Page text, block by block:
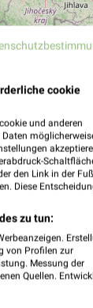
cookie
und anderen
Daten
den Link in der
Diese
zu tun:
von Profilen zur
Messung der
Quellen.